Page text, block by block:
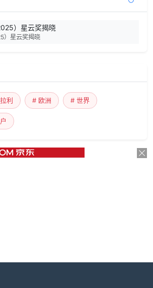
）星云奖揭晓
）星云奖揭晓
利 # 欧洲 # 世界